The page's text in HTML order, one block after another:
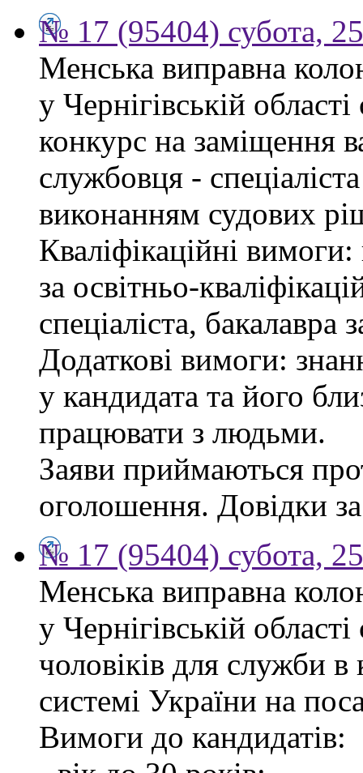
№ 17 (95404) субота,
Менська виправна
у Чернігівській
конкурс на заміщення
службовця -
виконанням судових
Кваліфікаційні
за освітньо-
спеціаліста,
Додаткові вимоги:
у кандидата та його
працювати з людьми.
Заяви приймаються
оголошення. Довідки
№ 17 (95404) субота,
Менська виправна
у Чернігівській
чоловіків для служби
системі України на
Вимоги до кандидатів: